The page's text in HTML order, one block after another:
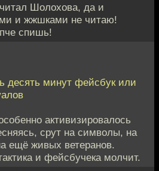
Шолохова, да и
и жжшками не читаю!
спишь!
десять минут фейсбук или
активизировалось
срут на символы, на
ещё живых ветеранов.
и фейсбучека молчит.